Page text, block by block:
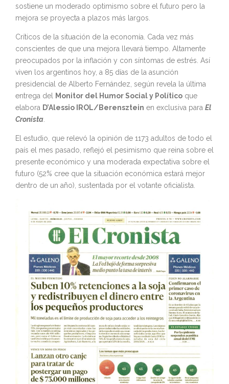
sostiene un moderado optimismo sobre el futuro pero la
mejora se proyecta a plazos más largos.
Críticos de la situación de la economía. Cada vez más
conscientes de que una mejora llevará tiempo. Altamente
preocupados por la inflación y con síntomas de estrés. Así
viven los argentinos hoy, a 85 días de la asunción
presidencial de Alberto Fernández, según revela la última
entrega del
Monitor del Humor Social y Político que
elabora D’Alessio IROL/Berensztein en exclusiva para El
Cronista
El estudio, que relevó la opinión de 1173 adultos de todo el
país el mes pasado, reflejó el pesimismo que reina sobre el
presente económico y una moderada expectativa sobre el
futuro (52% cree que la situación económica estará mejor
dentro de un año), sustentada por el votante oficialista.